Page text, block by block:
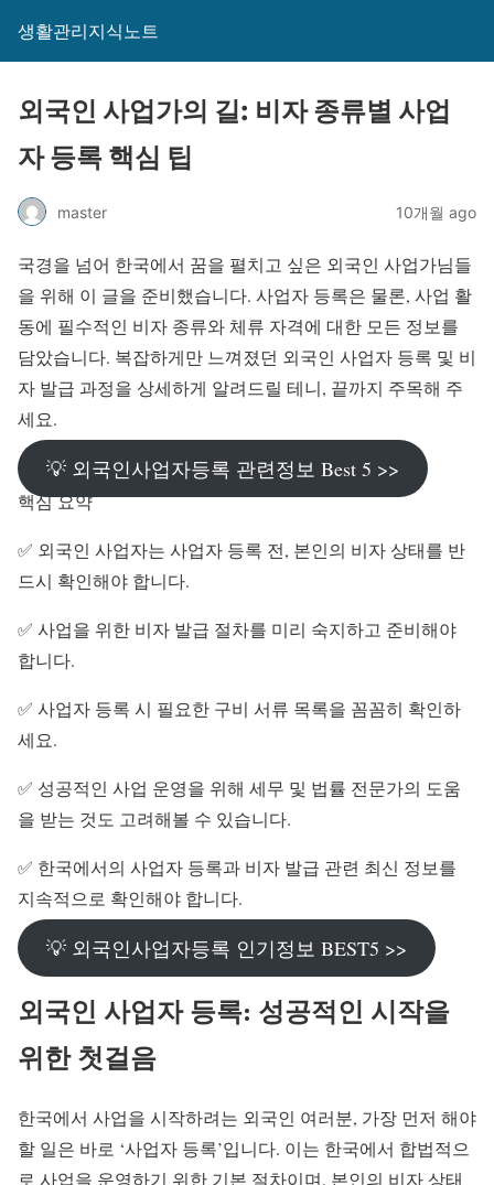
생활관리지식노트
외국인 사업가의 길: 비자 종류별 사업
자 등록 핵심 팁
master 10개월 ago
국경을 넘어 한국에서 꿈을 펼치고 싶은 외국인 사업가님들
을 위해 이 글을 준비했습니다. 사업자 등록은 물론, 사업 활
동에 필수적인 비자 종류와 체류 자격에 대한 모든 정보를
담았습니다. 복잡하게만 느껴졌던 외국인 사업자 등록 및 비
자 발급 과정을 상세하게 알려드릴 테니, 끝까지 주목해 주
세요.
💡 외국인사업자등록 관련정보 Best 5 >>
핵심 요약
✅ 외국인 사업자는 사업자 등록 전, 본인의 비자 상태를 반
드시 확인해야 합니다.
✅ 사업을 위한 비자 발급 절차를 미리 숙지하고 준비해야
합니다.
✅ 사업자 등록 시 필요한 구비 서류 목록을 꼼꼼히 확인하
세요.
✅ 성공적인 사업 운영을 위해 세무 및 법률 전문가의 도움
을 받는 것도 고려해볼 수 있습니다.
✅ 한국에서의 사업자 등록과 비자 발급 관련 최신 정보를
지속적으로 확인해야 합니다.
💡 외국인사업자등록 인기정보 BEST5 >>
외국인 사업자 등록: 성공적인 시작을
위한 첫걸음
한국에서 사업을 시작하려는 외국인 여러분, 가장 먼저 해야
할 일은 바로 ‘사업자 등록’입니다. 이는 한국에서 합법적으
로 사업을 운영하기 위한 기본 절차이며, 본인의 비자 상태